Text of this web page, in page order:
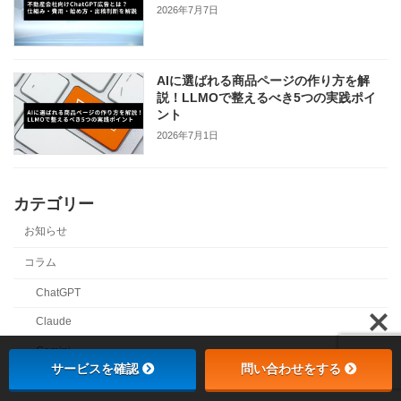
2026年7月7日
AIに選ばれる商品ページの作り方を解
説！LLMOで整えるべき5つの実践ポイ
ント
2026年7月1日
カテゴリー
お知らせ
コラム
ChatGPT
Claude
Gemini
LLMO・SEO・MEO対策
サービスを確認 問い合わせをする